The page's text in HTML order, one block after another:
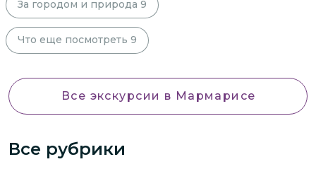
За городом и природа 9
Что еще посмотреть 9
Все экскурсии в Мармарисе
Все рубрики